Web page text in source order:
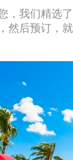
，我们精选
然后预订，